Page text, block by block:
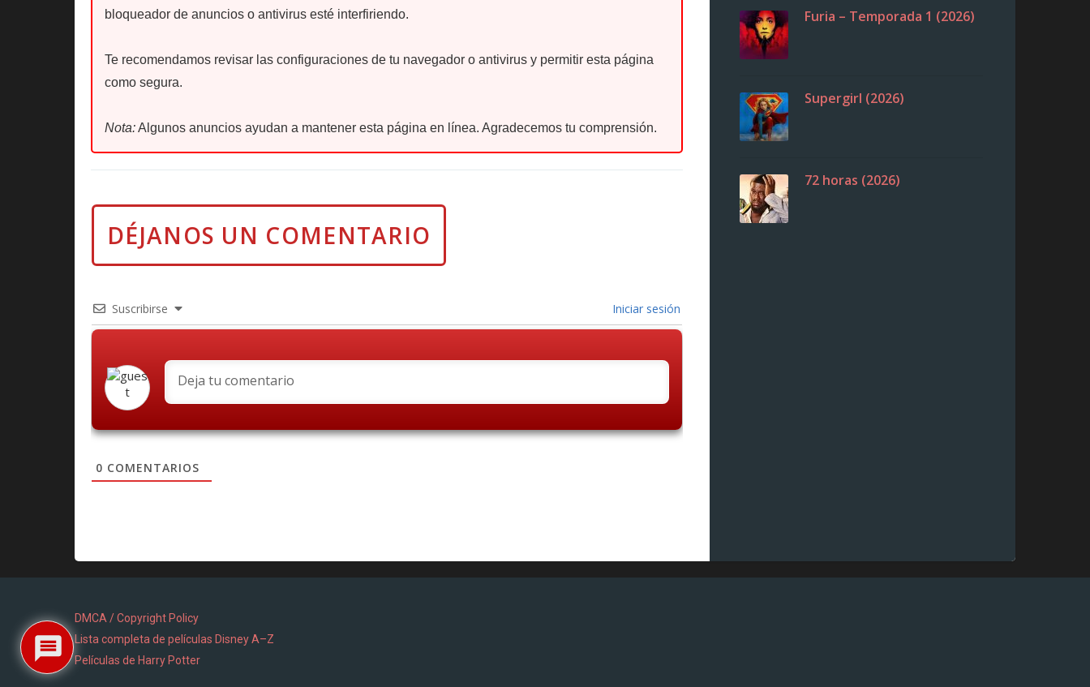
bloqueador de anuncios o antivirus esté interfiriendo.
Te recomendamos revisar las configuraciones de tu navegador o antivirus y permitir esta página
como segura.
Nota:Algunos anuncios ayudan a mantener esta página en línea. Agradecemos tu comprensión.
Suscribirse Iniciar sesión
0 COMENTARIOS
Furia – Temporada 1 (2026)
Supergirl (2026)
72 horas (2026)
DMCA / Copyright Policy
Lista completa de películas Disney A–Z
Películas de Harry Potter